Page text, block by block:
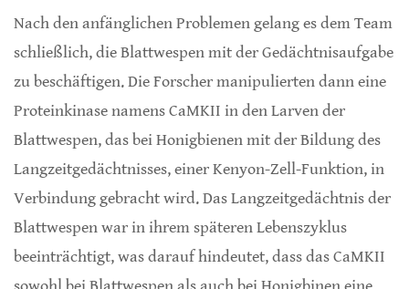
Nach den anfänglichen Problemen gelang es dem Team
schließlich, die Blattwespen mit der Gedächtnisaufgabe
zu beschäftigen. Die Forscher manipulierten dann eine
Proteinkinase namens CaMKII in den Larven der
Blattwespen, das bei Honigbienen mit der Bildung des
Langzeitgedächtnisses, einer Kenyon-Zell-Funktion, in
Verbindung gebracht wird. Das Langzeitgedächtnis der
Blattwespen war in ihrem späteren Lebenszyklus
beeinträchtigt, was darauf hindeutet, dass das CaMKII